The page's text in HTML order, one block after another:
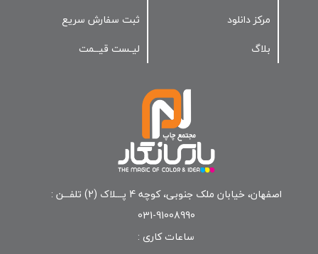
مرکز دانلود
بلاگ
ثبت سفارش سریع
لیـست قیــمت
اصفهان، خیابان ملک جنوبی، کوچه 4 پـــلاک (2) تلفـــن :
91008990-031
ساعات کاری :